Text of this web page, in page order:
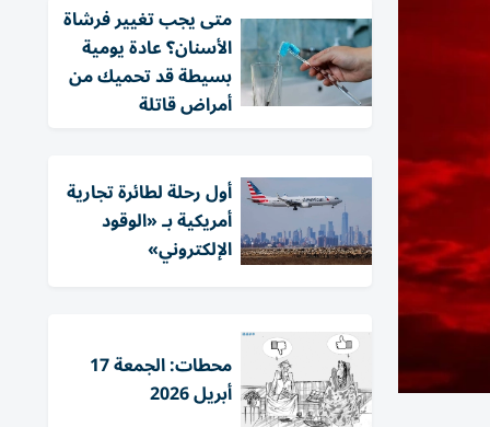
متى يجب تغيير فرشاة
الأسنان؟ عادة يومية
بسيطة قد تحميك من
أمراض قاتلة
أول رحلة لطائرة تجارية
أمريكية بـ «الوقود
الإلكتروني»
محطات: الجمعة 17
أبريل 2026